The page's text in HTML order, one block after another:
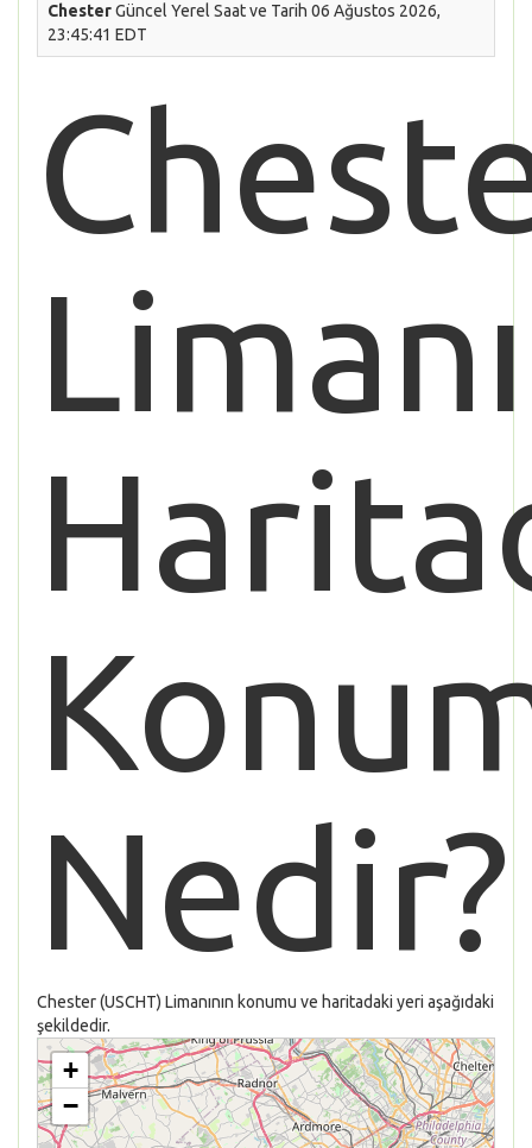
ChesterGüncel Yerel Saat ve Tarih 06 Ağustos 2026,
23:45:41 EDT
Limanı
Nedir?
Chester (USCHT) Limanının konumu ve haritadaki yeri aşağıdaki
şekildedir.
+
−